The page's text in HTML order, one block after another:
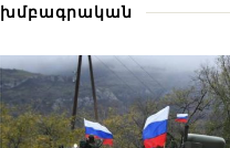
խմբագրական